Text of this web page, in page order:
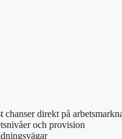
direkt på
och provision